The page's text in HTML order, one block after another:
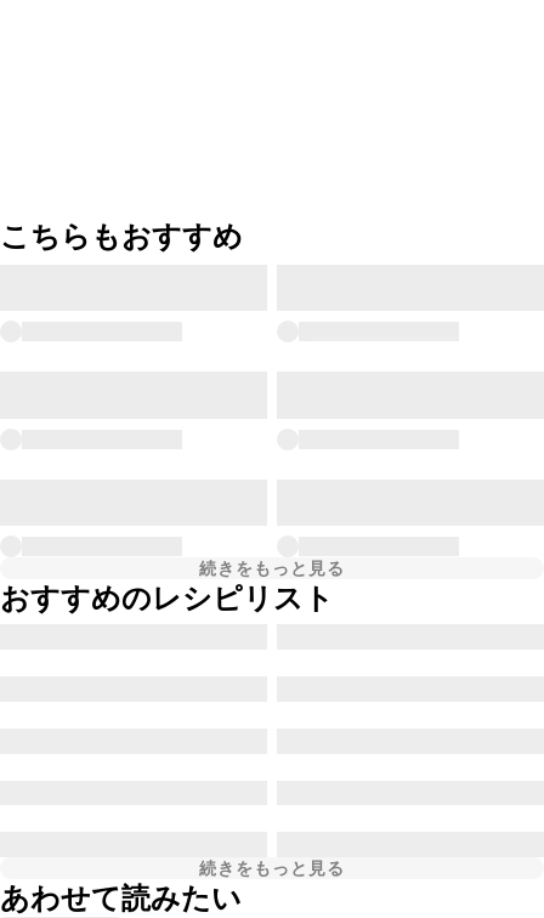
こちらもおすすめ
続きをもっと見る
おすすめのレシピリスト
続きをもっと見る
あわせて読みたい